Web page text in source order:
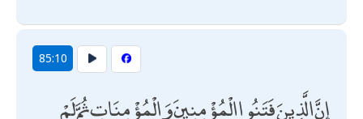
85:10
إِنَّ الَّذِينَ فَتَنُوا الْمُؤْمِنِينَ وَالْمُؤْمِنَاتِ ثُمَّ لَمْ